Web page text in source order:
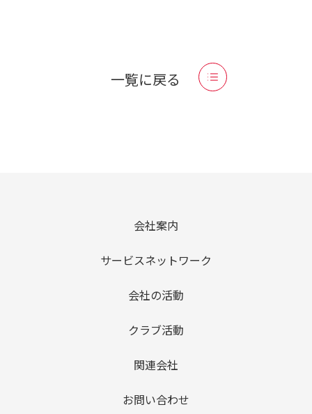
一覧に戻る
会社案内
サービスネットワーク
会社の活動
クラブ活動
関連会社
お問い合わせ